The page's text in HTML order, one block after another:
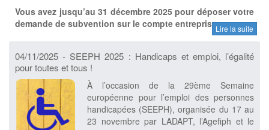
Vous avez jusqu’au 31 décembre 2025 pour déposer votre
demande de subvention sur le compte entreprise.
Lire la suite
04/11/2025 - SEEPH 2025 : Handicaps et emploi, l’égalité
pour toutes et tous !
À l’occasion de la 29ème Semaine
européenne pour l’emploi des personnes
handicapées (SEEPH), organisée du 17 au
23 novembre par LADAPT, l’Agefiph et le